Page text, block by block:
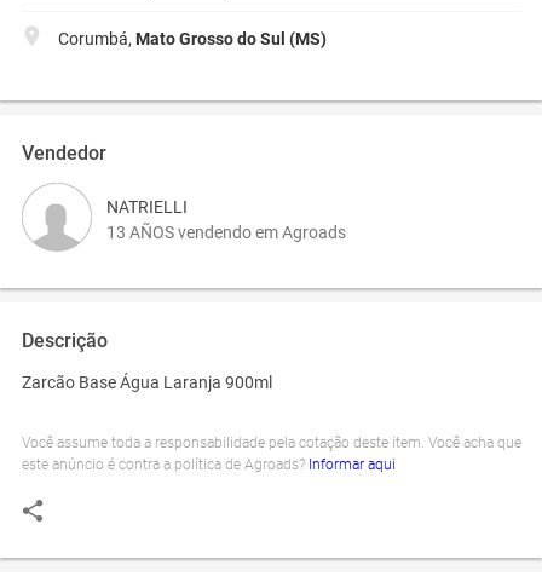
Corumbá, Mato Grosso do Sul (MS)
Vendedor
NATRIELLI
13 AÑOS vendendo em Agroads
Descrição
Zarcão Base Água Laranja 900ml
Você assume toda a responsabilidade pela cotação deste item. Você acha que
este anúncio é contra a política de Agroads? Informar aqui